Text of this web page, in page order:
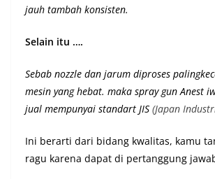
jauh tambah konsisten.
Selain itu ….
Sebab nozzle dan jarum diproses
mesin yang hebat. maka spray gun Anest
jual mempunyai standart JIS (Japan
Ini berarti dari bidang kwalitas, kamu
ragu karena dapat di pertanggung